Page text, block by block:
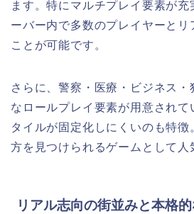
ます。特にマルチプレイ要素が充
ーバー内で多数のプレイヤーとリ
ことが可能です。
さらに、警察・医療・ビジネス
なロールプレイ要素が用意されて
タイルが固定化しにくいのも特徴
方を見つけられるゲームとして人
リアル志向の街並みと本格